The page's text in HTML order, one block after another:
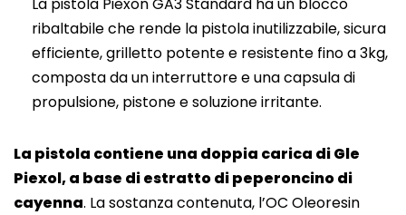
ribaltabile che rende la pistola inutilizzabile, sicura
efficiente, grilletto potente e resistente fino a 3kg,
composta da un interruttore e una capsula di
propulsione, pistone e soluzione irritante.
La pistola contiene una doppia carica di Gle
Piexol, a base di estratto di peperoncino di
cayenna. La sostanza contenuta, l’OC Oleoresin